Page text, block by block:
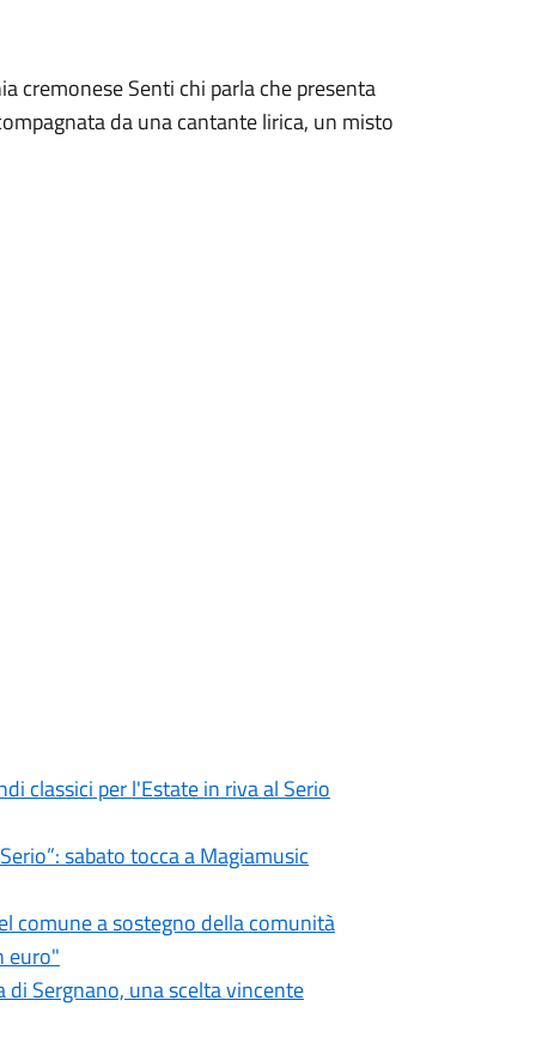
cremonese Senti chi parla che presenta
da una cantante lirica, un misto
classici per l'Estate in riva al Serio
sabato tocca a Magiamusic
comune a sostegno della comunità
euro"
di Sergnano, una scelta vincente